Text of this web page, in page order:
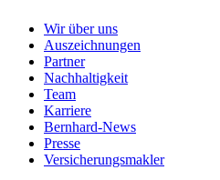
Wir über uns
Auszeichnungen
Partner
Nachhaltigkeit
Team
Karriere
Bernhard-News
Presse
Versicherungsmakler